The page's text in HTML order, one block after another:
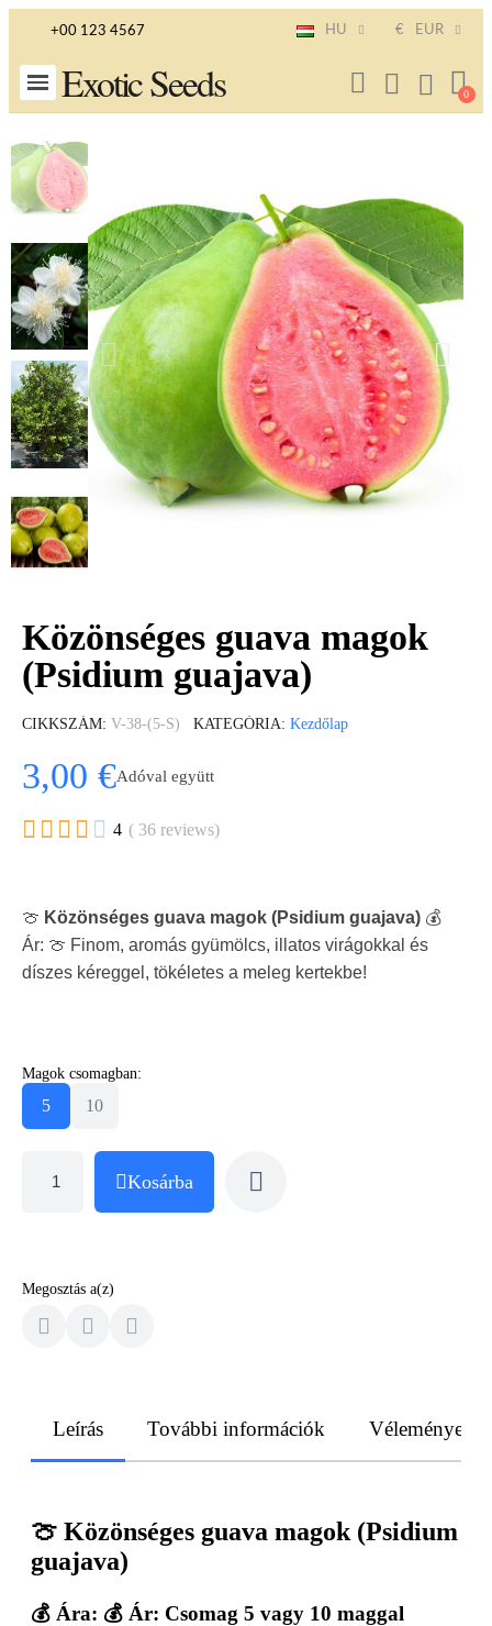
+00 123 4567 HU € EUR
Exotic Seeds
Közönséges guava magok
(Psidium guajava)
CIKKSZÁM V-38-(5-S) KATEGÓRIA Kezdőlap
3,00 €Adóval együtt
     4 ( 36 reviews)
🍈 Közönséges guava magok (Psidium guajava) 💰
Ár: 🍈 Finom, aromás gyümölcs, illatos virágokkal és
díszes kéreggel, tökéletes a meleg kertekbe!
Magok csomagban:
5 10
Kosárba
Megosztás a(z)
Leírás További információk Vélemények
🍈 Közönséges guava magok (Psidium
guajava)
💰 Ára: 💰 Ár: Csomag 5 vagy 10 maggal